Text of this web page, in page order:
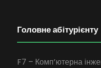
Головне абітурієнту
F7 – Комп’ютерна